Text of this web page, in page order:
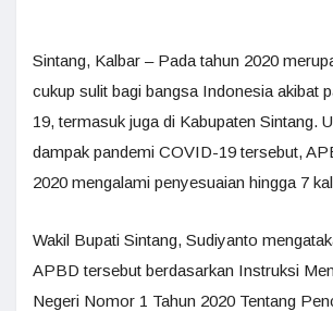
Sintang, Kalbar – Pada tahun 2020
cukup sulit bagi bangsa Indonesia akibat
19, termasuk juga di Kabupaten Sintang.
dampak pandemi COVID-19 tersebut,
2020 mengalami penyesuaian hingga 7
Wakil Bupati Sintang, Sudiyanto
APBD tersebut berdasarkan Instruksi
Negeri Nomor 1 Tahun 2020 Tentang